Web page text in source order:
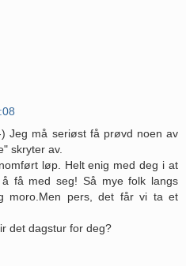
Jeg må seriøst få prøvd noen av
skryter av.
løp. Helt enig med deg i at
få med seg! Så mye folk langs
moro.Men pers, det får vi ta et
det dagstur for deg?